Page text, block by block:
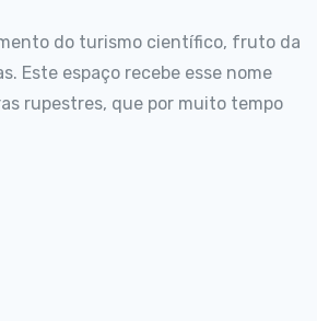
do turismo científico, fruto da
Este espaço recebe esse nome
rupestres, que por muito tempo